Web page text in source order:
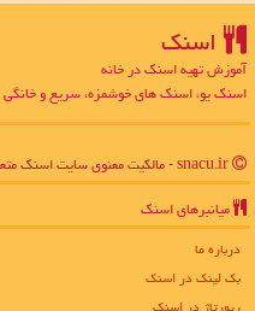
اسنك
آموزش تهیه اسنک در خانه
اسنک یو، اسنک های خوشمزه، سریع و خانگی
میانبرهای اسنك
درباره ما
بک لینک در اسنك